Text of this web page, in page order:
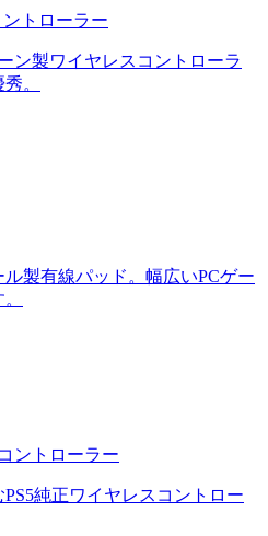
トローラー
ン製ワイヤレスコントローラ
。
製有線パッド。幅広いPCゲー
ントローラー
純正ワイヤレスコントロー